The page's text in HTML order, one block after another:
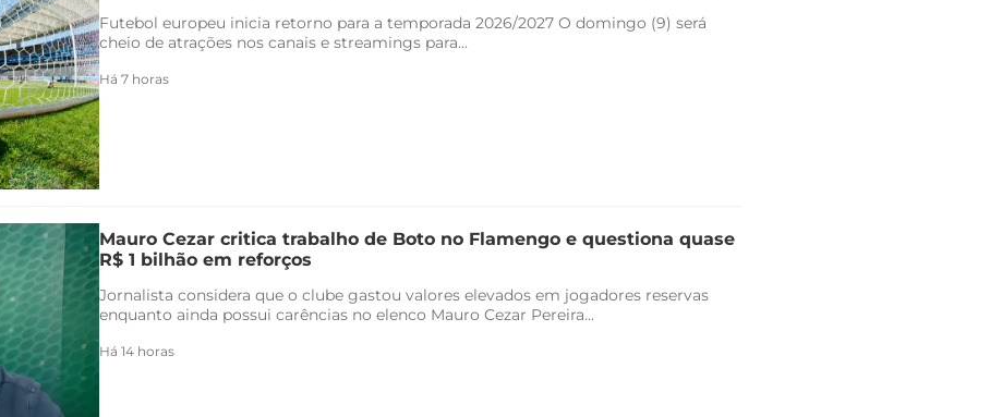
Futebol europeu inicia retorno para a temporada 2026/2027 O domingo (9) será
cheio de atrações nos canais e streamings para...
Há 7 horas
Mauro Cezar critica trabalho de Boto no Flamengo e questiona quase
R$ 1 bilhão em reforços
Jornalista considera que o clube gastou valores elevados em jogadores reservas
enquanto ainda possui carências no elenco Mauro Cezar Pereira...
Há 14 horas